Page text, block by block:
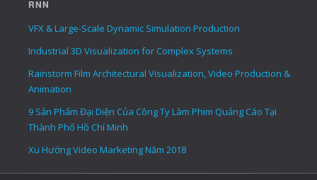
RNN
VFX & Large-Scale Dynamic Simulation Production
Industrial 3D Visualization for Complex Systems
Rainstorm Film Architectural Visualization, Video Production &
Animation
9 Sản Phẩm Đại Diện Của Công Ty Làm Phim Quảng Cáo Tại
Thành Phố Hồ Chí Minh
Xu Hướng Video Marketing Năm 2018